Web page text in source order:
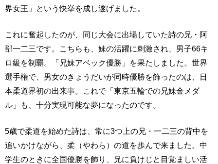
界女王」という快挙を成し遂げました。
これに奮起したのが、同じ大会に出場していた詩の兄・阿
部一二三です。こちらも、妹の活躍に刺激され、男子66キ
ロ級を制覇。「兄妹アベック優勝」を果たしました。世界
選手権で、男女のきょうだいが同時優勝を飾ったのは、日
本柔道界初の出来事。これで「東京五輪での兄妹金メダ
ル」も、十分実現可能な夢になったのです。
5歳で柔道を始めた詩は、常に3つ上の兄・一二三の背中を
追いかけながら、柔（やわら）の道を歩んで来ました。中
学生のときに全国優勝を飾り、兄に負けじと目覚ましい活